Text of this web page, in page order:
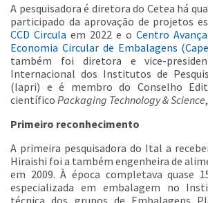
A pesquisadora é diretora do Cetea há
participado da aprovação de projetos
CCD Circula em 2022 e o Centro
Economia Circular de Embalagens
também foi diretora e vice-
Internacional dos Institutos de
(Iapri) e é membro do Conselho
científico Packaging Technology & Science
Primeiro reconhecimento
A primeira pesquisadora do Ital a
Hiraishi foi a também engenheira de
em 2009. À época completava quase
especializada em embalagem no
técnica dos grupos de Embalagens